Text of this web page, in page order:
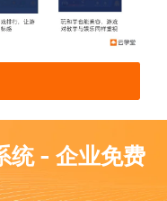
统 - 企业免费